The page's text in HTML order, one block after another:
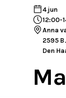
4 jun
12:00-
Anna
2595
Den